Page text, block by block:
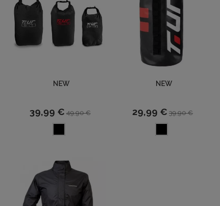
NEW
39,99 € 49,90 €
NEW
29,99 € 39,90 €